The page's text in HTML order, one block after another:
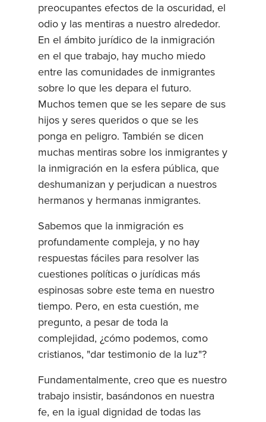
preocupantes efectos de la oscuridad, el
odio y las mentiras a nuestro alrededor.
En el ámbito jurídico de la inmigración
en el que trabajo, hay mucho miedo
entre las comunidades de inmigrantes
sobre lo que les depara el futuro.
Muchos temen que se les separe de sus
hijos y seres queridos o que se les
ponga en peligro. También se dicen
muchas mentiras sobre los inmigrantes y
la inmigración en la esfera pública, que
deshumanizan y perjudican a nuestros
hermanos y hermanas inmigrantes.
Sabemos que la inmigración es
profundamente compleja, y no hay
respuestas fáciles para resolver las
cuestiones políticas o jurídicas más
espinosas sobre este tema en nuestro
tiempo. Pero, en esta cuestión, me
pregunto, a pesar de toda la
complejidad, ¿cómo podemos, como
cristianos, "dar testimonio de la luz"?
Fundamentalmente, creo que es nuestro
trabajo insistir, basándonos en nuestra
fe, en la igual dignidad de todas las